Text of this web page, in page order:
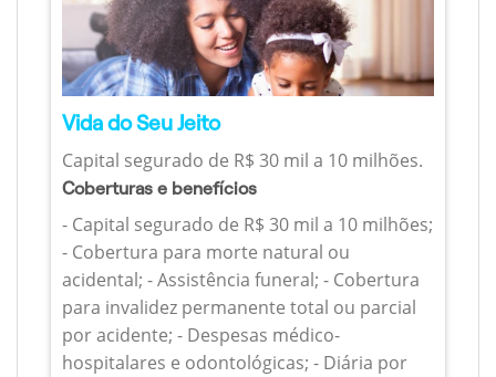
Vida do Seu Jeito
Capital segurado de R$ 30 mil a 10 milhões.
Coberturas e benefícios
- Capital segurado de R$ 30 mil a 10 milhões;
- Cobertura para morte natural ou
acidental; - Assistência funeral; - Cobertura
para invalidez permanente total ou parcial
por acidente; - Despesas médico-
hospitalares e odontológicas; - Diária por